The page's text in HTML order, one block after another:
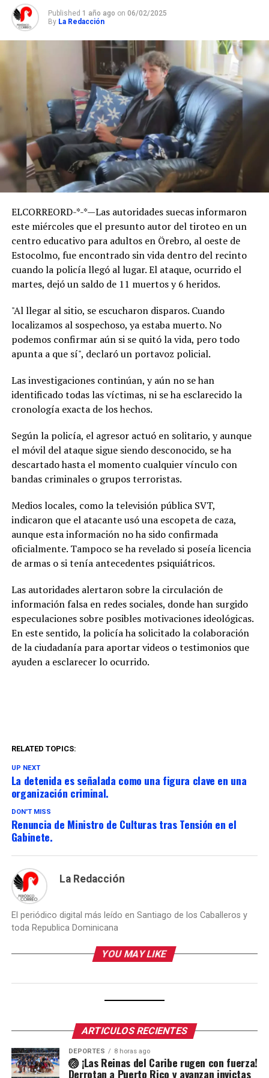
Published 1 año ago on 06/02/2025
By La Redacción
ELCORREORD-*-*—Las autoridades suecas informaron
este miércoles que el presunto autor del tiroteo en un
centro educativo para adultos en Örebro, al oeste de
Estocolmo, fue encontrado sin vida dentro del recinto
cuando la policía llegó al lugar. El ataque, ocurrido el
martes, dejó un saldo de 11 muertos y 6 heridos.
"Al llegar al sitio, se escucharon disparos. Cuando
localizamos al sospechoso, ya estaba muerto. No
podemos confirmar aún si se quitó la vida, pero todo
apunta a que sí", declaró un portavoz policial.
Las investigaciones continúan, y aún no se han
identificado todas las víctimas, ni se ha esclarecido la
cronología exacta de los hechos.
Según la policía, el agresor actuó en solitario, y aunque
el móvil del ataque sigue siendo desconocido, se ha
descartado hasta el momento cualquier vínculo con
bandas criminales o grupos terroristas.
Medios locales, como la televisión pública SVT,
indicaron que el atacante usó una escopeta de caza,
aunque esta información no ha sido confirmada
oficialmente. Tampoco se ha revelado si poseía licencia
de armas o si tenía antecedentes psiquiátricos.
Las autoridades alertaron sobre la circulación de
información falsa en redes sociales, donde han surgido
especulaciones sobre posibles motivaciones ideológicas.
En este sentido, la policía ha solicitado la colaboración
de la ciudadanía para aportar videos o testimonios que
ayuden a esclarecer lo ocurrido.
RELATED TOPICS:
UP NEXT
La detenida es señalada como una figura clave en una
organización criminal.
DON'T MISS
Renuncia de Ministro de Culturas tras Tensión en el
Gabinete.
La Redacción
El periódico digital más leído en Santiago de los Caballeros y
toda Republica Dominicana
YOU MAY LIKE
ARTICULOS RECIENTES
DEPORTES 8 horas ago
🏐 ¡Las Reinas del Caribe rugen con fuerza!
Derrotan a Puerto Rico y avanzan invictas